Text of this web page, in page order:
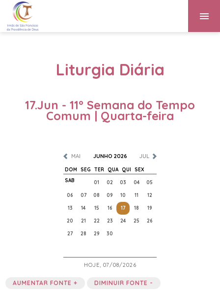
Liturgia Diária
17.Jun - 11º Semana do Tempo
Comum | Quarta-feira
MAI JUNHO 2026 JUL
DOM SEG TER QUA QUI
SEX
SAB
01 02 03 04
05
06
07 08 09 10 11
12
13
14 15 16 17 18
19
20
21 22 23 24 25
26
27
28 29 30
HOJE, 07/08/2026
AUMENTAR FONTE + DIMINUIR FONTE -